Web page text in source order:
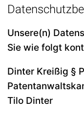
Unsere(n)
Sie wie folgt
Dinter Kreißig §
Tilo Dinter